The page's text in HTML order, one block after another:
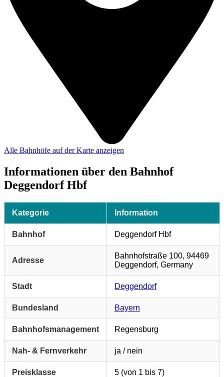
Alle Bahnhöfe auf der Karte anzeigen
Informationen über den Bahnhof
Deggendorf Hbf
Kategorie Information
Bahnhof Deggendorf Hbf
Adresse
Bahnhofstraße 100, 94469
Deggendorf, Germany
Stadt Deggendorf
Bundesland Bayern
Bahnhofsmanagement Regensburg
Nah- & Fernverkehr ja / nein
Preisklasse 5 (von 1 bis 7)